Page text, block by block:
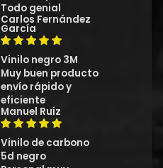
Todo genial
Carlos Fernández
García
Vinilo negro 3M
Muy buen producto
envío rápido y
eficiente
Manuel Ruiz
Vinilo de carbono
5d negro